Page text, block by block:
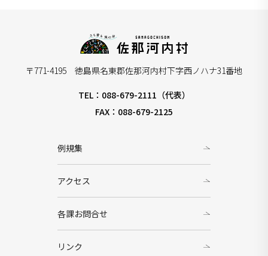
〒771-4195 徳島県名東郡佐那河内村下字西ノハナ31番地
TEL：088-679-2111（代表）
FAX：088-679-2125
例規集
アクセス
各課お問合せ
リンク